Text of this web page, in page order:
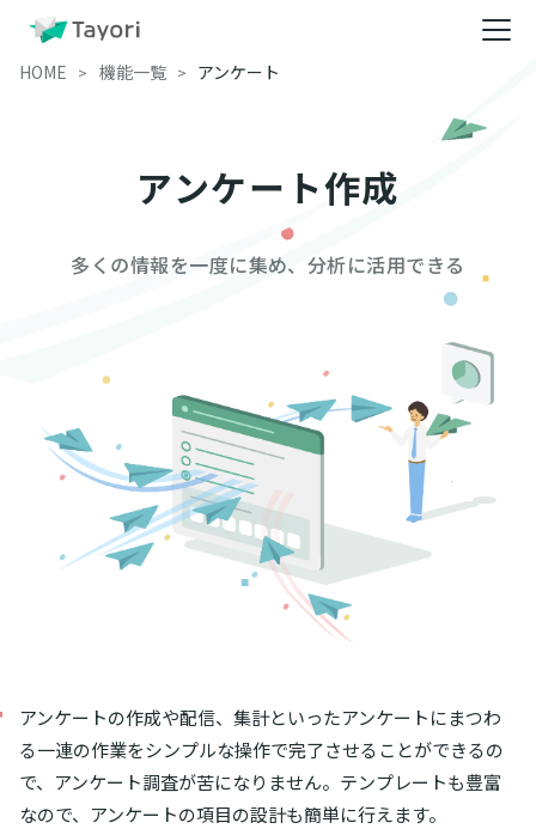
HOME 機能一覧 アンケート
アンケート作成
多くの情報を一度に集め、分析に活用できる
アンケートの作成や配信、集計といったアンケートにまつわ
る一連の作業をシンプルな操作で完了させることができるの
で、アンケート調査が苦になりません。テンプレートも豊富
なので、アンケートの項目の設計も簡単に行えます。